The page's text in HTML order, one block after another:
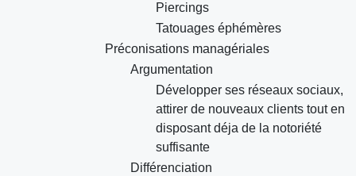
Piercings
Tatouages éphémères
Préconisations managériales
Argumentation
Développer ses réseaux sociaux,
attirer de nouveaux clients tout en
disposant déja de la notoriété
suffisante
Différenciation